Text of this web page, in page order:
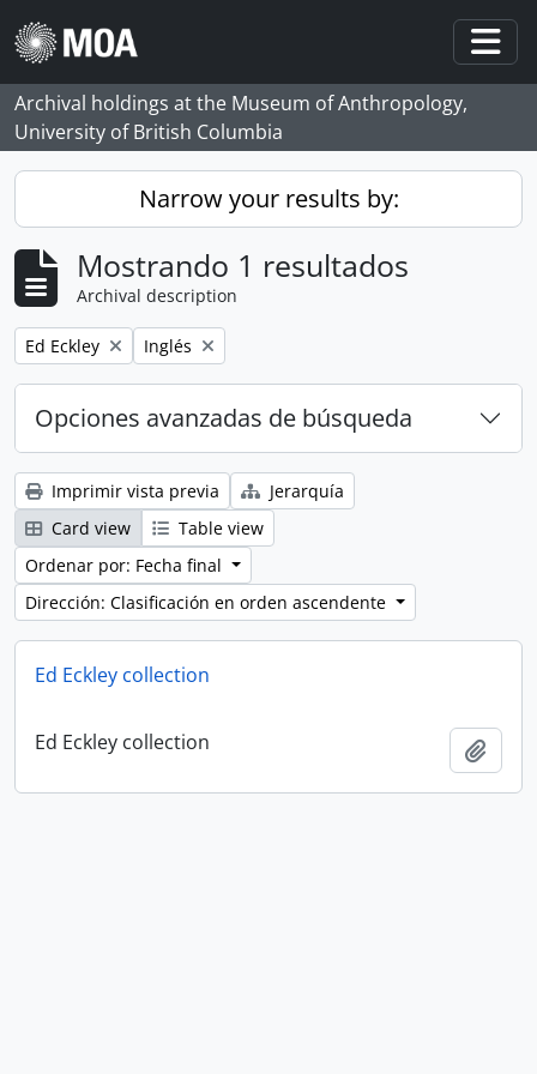
Skip to main content
Archival holdings at the Museum of Anthropology,
University of British Columbia
Narrow your results by:
Mostrando 1 resultados
Archival description
Remove filter:
Ed Eckley Remove filter:
Inglés
Opciones avanzadas de búsqueda
Imprimir vista previa
Jerarquía
Card view
Table view
Ordenar por: Fecha final
Dirección: Clasificación en orden ascendente
Ed Eckley collection
Ed Eckley collection